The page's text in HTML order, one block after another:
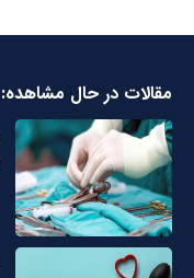
مقالات در حال مشاهده: